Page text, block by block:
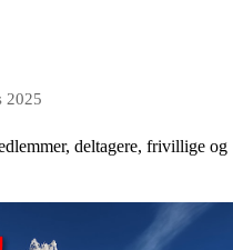
2025
deltagere, frivillige og